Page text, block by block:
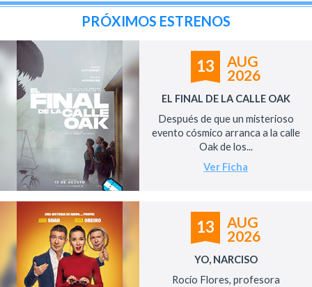
PRÓXIMOS ESTRENOS
13
AUG
2026
EL FINAL DE LA CALLE OAK
Después de que un misterioso
evento cósmico arranca a la calle
Oak de los...
Ver Ficha
13
AUG
2026
YO, NARCISO
Rocío Flores, profesora